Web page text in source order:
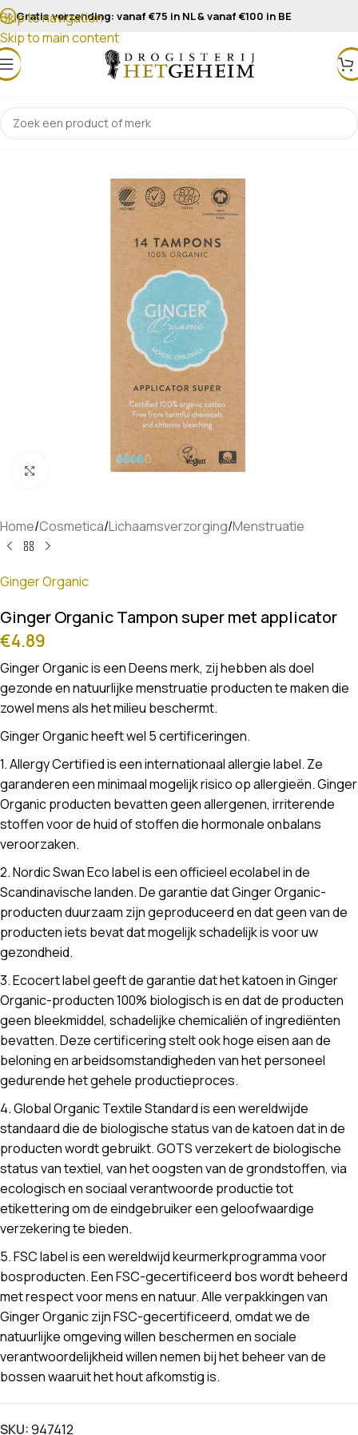
Skip to navigation
Skip to main content
Gratis verzending: vanaf €75 in NL & vanaf €100 in BE
Klik om te vergroten
Home/Cosmetica/Lichaamsverzorging/Menstruatie
Ginger Organic
Ginger Organic Tampon super met applicator
€4.89
Ginger Organic is een Deens merk, zij hebben als doel
gezonde en natuurlijke menstruatie producten te maken die
zowel mens als het milieu beschermt.
Ginger Organic heeft wel 5 certificeringen.
1. Allergy Certified is een internationaal allergie label. Ze
garanderen een minimaal mogelijk risico op allergieën. Ginger
Organic producten bevatten geen allergenen, irriterende
stoffen voor de huid of stoffen die hormonale onbalans
veroorzaken.
2. Nordic Swan Eco label is een officieel ecolabel in de
Scandinavische landen. De garantie dat Ginger Organic-
producten duurzaam zijn geproduceerd en dat geen van de
producten iets bevat dat mogelijk schadelijk is voor uw
gezondheid.
3. Ecocert label geeft de garantie dat het katoen in Ginger
Organic-producten 100% biologisch is en dat de producten
geen bleekmiddel, schadelijke chemicaliën of ingrediënten
bevatten. Deze certificering stelt ook hoge eisen aan de
beloning en arbeidsomstandigheden van het personeel
gedurende het gehele productieproces.
4. Global Organic Textile Standard is een wereldwijde
standaard die de biologische status van de katoen dat in de
producten wordt gebruikt. GOTS verzekert de biologische
status van textiel, van het oogsten van de grondstoffen, via
ecologisch en sociaal verantwoorde productie tot
etikettering om de eindgebruiker een geloofwaardige
verzekering te bieden.
5. FSC label is een wereldwijd keurmerkprogramma voor
bosproducten. Een FSC-gecertificeerd bos wordt beheerd
met respect voor mens en natuur. Alle verpakkingen van
Ginger Organic zijn FSC-gecertificeerd, omdat we de
natuurlijke omgeving willen beschermen en sociale
verantwoordelijkheid willen nemen bij het beheer van de
bossen waaruit het hout afkomstig is.
SKU:947412